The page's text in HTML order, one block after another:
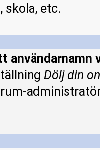
skola, etc.
användarnamn
Dölj din